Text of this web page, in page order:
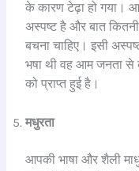
के कारण टेढ़ा हो गया।
अस्पष्ट है और बात
बचना चाहिए। इसी
भषा थी वह आम जनता
को प्राप्त हुई है।
मधुरता
आपकी भाषा और शैली